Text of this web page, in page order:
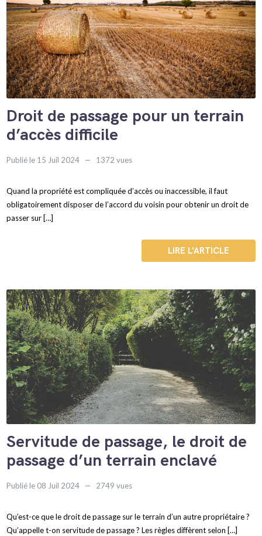
Droit de passage pour un terrain
d’accès difficile
Publié le 15 Juil 2024 1372 vues
Quand la propriété est compliquée d’accès ou inaccessible, il faut
obligatoirement disposer de l’accord du voisin pour obtenir un droit de
passer sur […]
LIRE L'ARTICLE
Servitude de passage, le droit de
passage d’un terrain enclavé
Publié le 08 Juil 2024 2749 vues
Qu’est-ce que le droit de passage sur le terrain d’un autre propriétaire ?
Qu’appelle t-on servitude de passage ? Les règles diffèrent selon […]